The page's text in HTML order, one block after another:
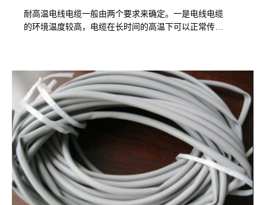
耐高温电线电缆一般由两个要求来确定。一是电线电缆
的环境温度较高，电缆在长时间的高温下可以正常传输